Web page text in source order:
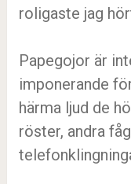
roligaste jag
Papegojor är
imponerande
härma ljud de
röster, andra